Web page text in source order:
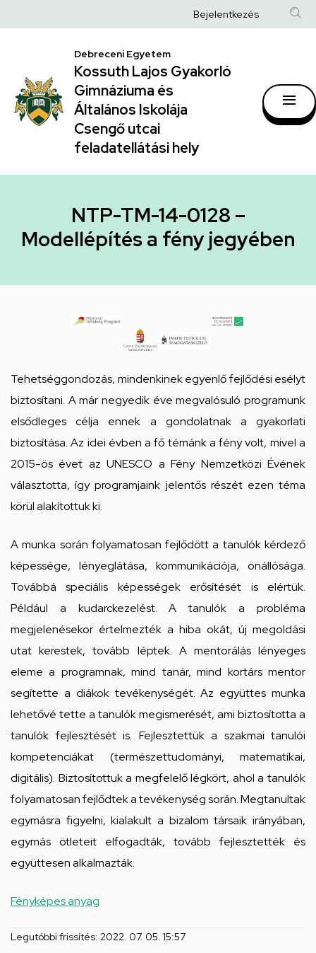
TM-
0128
Modellépítés
fény
jegyében
Kossuth
Gimnáziuma
Általános
Iskolája
Csengő
utcai
feladatellátási
hely
a
Anonim
fiók
Bejelentkezés
Debreceni Egyetem
Kossuth Lajos Gyakorló
Gimnáziuma és
Általános Iskolája
Csengő utcai
feladatellátási hely
NTP-TM-14-0128 –
Modellépítés a fény jegyében
Tehetséggondozás, mindenkinek egyenlő fejlődési esélyt
biztosítani. A már negyedik éve megvalósuló programunk
elsődleges célja ennek a gondolatnak a gyakorlati
biztosítása. Az idei évben a fő témánk a fény volt, mivel a
2015-ös évet az UNESCO a Fény Nemzetközi Évének
választotta, így programjaink jelentős részét ezen téma
körül alakítottuk ki.
A munka során folyamatosan fejlődött a tanulók kérdező
képessége, lényeglátása, kommunikációja, önállósága.
Továbbá speciális képességek erősítését is elértük.
Például a kudarckezelést. A tanulók a probléma
megjelenésekor értelmezték a hiba okát, új megoldási
utat kerestek, tovább léptek. A mentorálás lényeges
eleme a programnak, mind tanár, mind kortárs mentor
segítette a diákok tevékenységét. Az együttes munka
lehetővé tette a tanulók megismerését, ami biztosította a
tanulók fejlesztését is. Fejlesztettük a szakmai tanulói
kompetenciákat (természettudományi, matematikai,
digitális). Biztosítottuk a megfelelő légkört, ahol a tanulók
folyamatosan fejlődtek a tevékenység során. Megtanultak
egymásra figyelni, kialakult a bizalom társaik irányában,
egymás ötleteit elfogadták, tovább fejlesztették és
együttesen alkalmazták.
Fényképes anyag
Legutóbbi frissítés: 2022. 07. 05. 15:57